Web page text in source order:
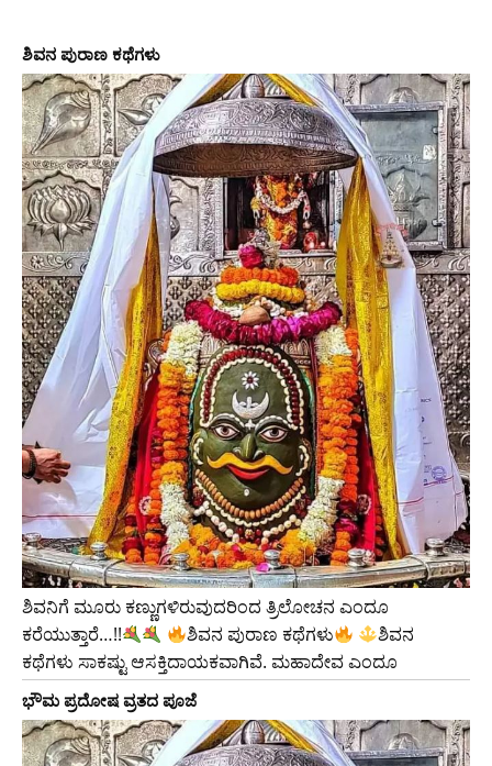
ಶಿವನ ಪುರಾಣ ಕಥೆಗಳು
ಶಿವನಿಗೆ ಮೂರು ಕಣ್ಣುಗಳಿರುವುದರಿಂದ ತ್ರಿಲೋಚನ ಎಂದೂ
ಕರೆಯುತ್ತಾರೆ…!!
ಶಿವನ ಪುರಾಣ ಕಥೆಗಳು
ಶಿವನ
ಕಥೆಗಳು ಸಾಕಷ್ಟು ಆಸಕ್ತಿದಾಯಕವಾಗಿವೆ. ಮಹಾದೇವ ಎಂದೂ
ಭೌಮ ಪ್ರದೋಷ ವ್ರತದ ಪೂಜೆ